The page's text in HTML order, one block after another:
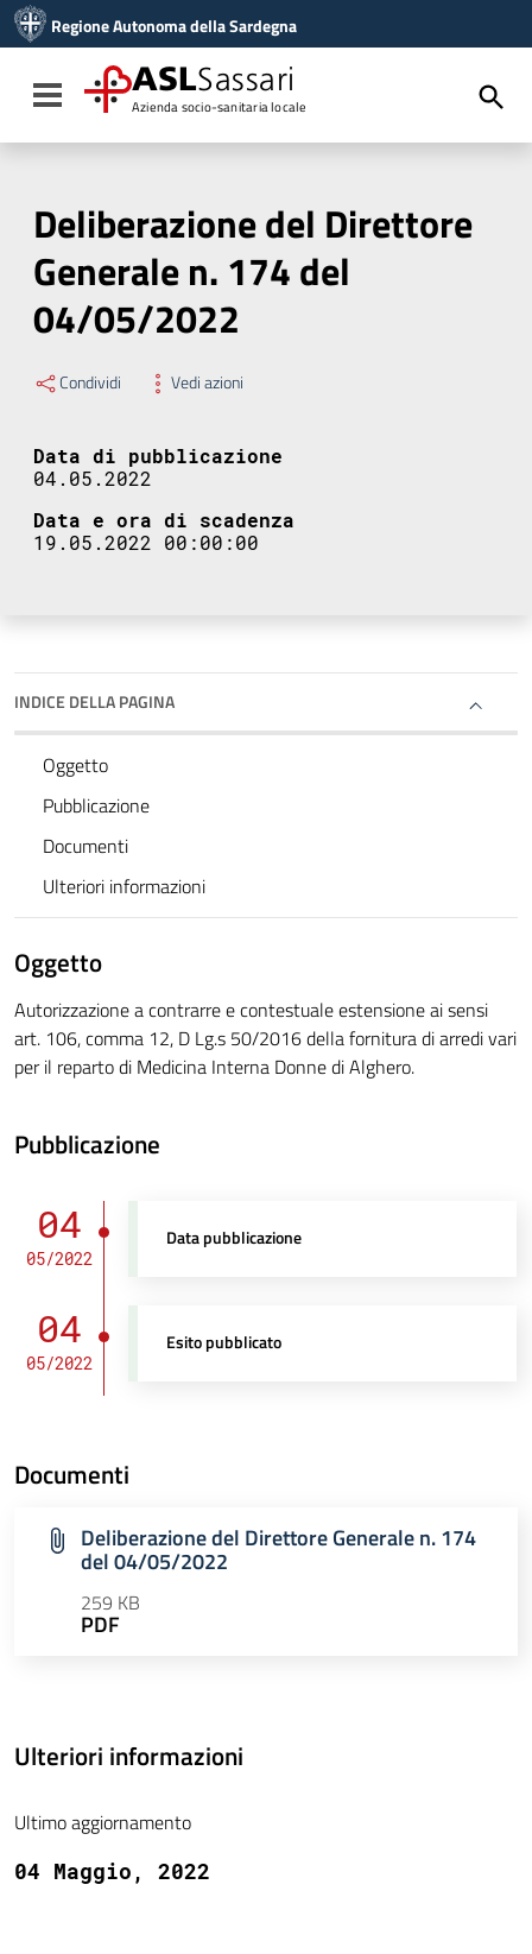
Vai al menu di navigazione
Vai al footer
Regione Autonoma della Sardegna
Toggle navigation
ASLSassari
Azienda socio-sanitaria locale
Deliberazione del Direttore
Generale n. 174 del
04/05/2022
Condividi Vedi azioni
Data di pubblicazione
04.05.2022
Data e ora di scadenza
19.05.2022 00:00:00
INDICE DELLA PAGINA
Oggetto
Pubblicazione
Documenti
Ulteriori informazioni
Oggetto
Autorizzazione a contrarre e contestuale estensione ai sensi
art. 106, comma 12, D Lg.s 50/2016 della fornitura di arredi vari
per il reparto di Medicina Interna Donne di Alghero.
Pubblicazione
04
05/2022
Data pubblicazione
04
05/2022
Esito pubblicato
Documenti
Deliberazione del Direttore Generale n. 174
del 04/05/2022
259 KB
PDF
Ulteriori informazioni
Ultimo aggiornamento
04 Maggio, 2022